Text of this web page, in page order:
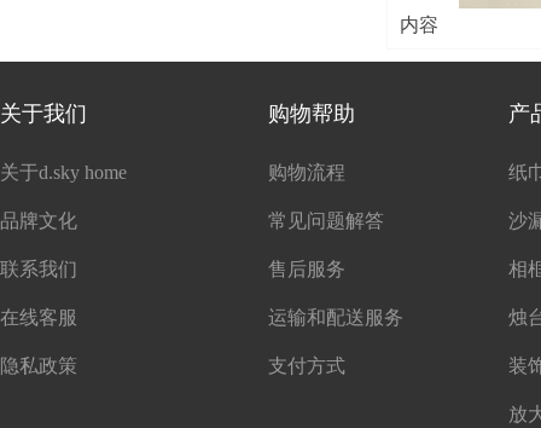
内容
关于我们
关于d.sky home
品牌文化
联系我们
在线客服
隐私政策
购物帮助
购物流程
常见问题解答
售后服务
运输和配送服务
支付方式
产
纸
沙